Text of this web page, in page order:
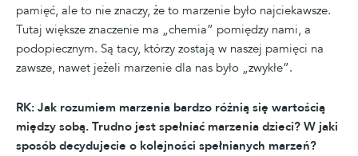
pamięć, ale to nie znaczy, że to marzenie było najciekawsze.
Tutaj większe znaczenie ma „chemia” pomiędzy nami, a
podopiecznym. Są tacy, którzy zostają w naszej pamięci na
zawsze, nawet jeżeli marzenie dla nas było „zwykłe”.
RK: Jak rozumiem marzenia bardzo różnią się wartością
między sobą. Trudno jest spełniać marzenia dzieci? W jaki
sposób decydujecie o kolejności spełnianych marzeń?